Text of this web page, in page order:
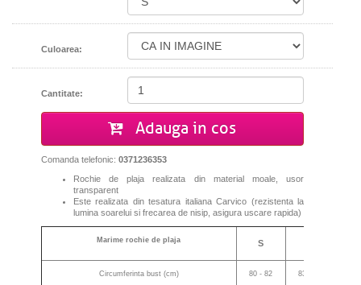
Culoarea:
Cantitate:
Adauga in cos
Comanda telefonic: 0371236353
Rochie de plaja realizata din material moale, usor
transparent
Este realizata din tesatura italiana Carvico (rezistenta la
lumina soarelui si frecareade nisip, asigura uscare rapida)
Marime rochie de plaja S
Circumferinta bust (cm) 80 - 82 83 - 85